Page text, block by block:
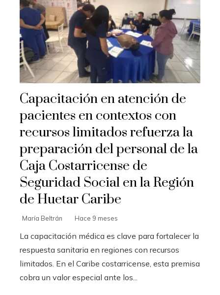
Capacitación en atención de
pacientes en contextos con
recursos limitados refuerza la
preparación del personal de la
Caja Costarricense de
Seguridad Social en la Región
de Huetar Caribe
María Beltrán Hace 9 meses
La capacitación médica es clave para fortalecer la
respuesta sanitaria en regiones con recursos
limitados. En el Caribe costarricense, esta premisa
cobra un valor especial ante los...